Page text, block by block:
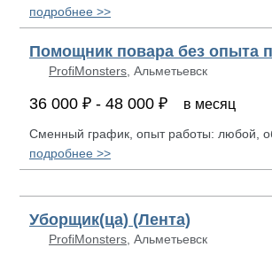
подробнее >>
Помощник повара без опыта
ProfiMonsters , Альметьевск
36 000 ₽ - 48 000 ₽ в месяц
Сменный график, опыт работы: любой,
подробнее >>
Уборщик(ца) (Лента)
ProfiMonsters , Альметьевск